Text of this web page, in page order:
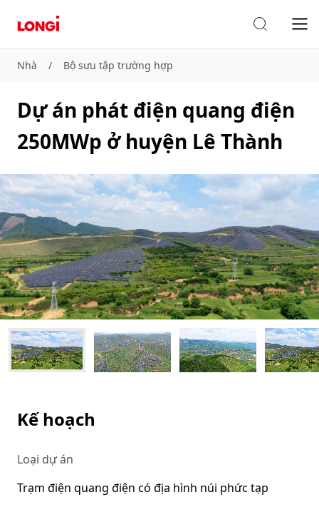
Nhà / Bộ sưu tập trường hợp
Dự án phát điện quang điện
250MWp ở huyện Lê Thành
Kế hoạch
Loại dự án
Trạm điện quang điện có địa hình núi phức tạp